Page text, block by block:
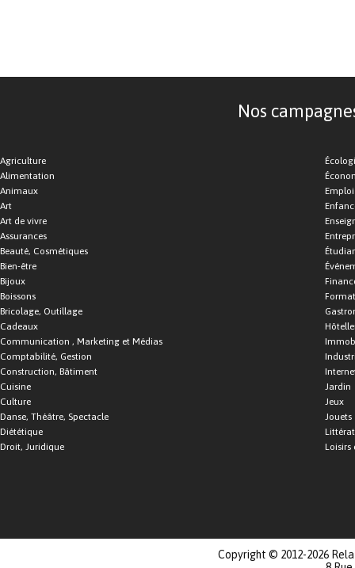
Nos
Agriculture
Alimentation
Animaux
Art
Art de vivre
Assurances
Beauté, Cosmétiques
Bien-être
Bijoux
Boissons
Bricolage, Outillage
Cadeaux
Communication , Marketing et Médias
Comptabilité, Gestion
Construction, Bâtiment
Cuisine
Culture
Danse, Théâtre, Spectacle
Diététique
Droit, Juridique
Emploi
Jardin
Jeux
Jouets
Loisirs
Copyright © 2012-2026